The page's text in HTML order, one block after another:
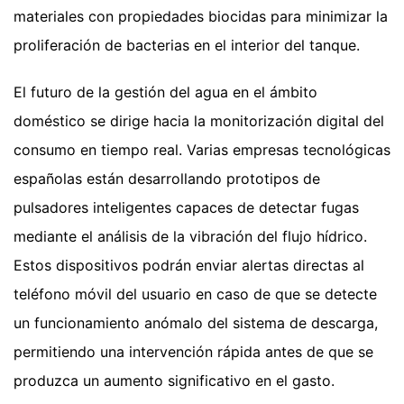
materiales con propiedades biocidas para minimizar la
proliferación de bacterias en el interior del tanque.
El futuro de la gestión del agua en el ámbito
doméstico se dirige hacia la monitorización digital del
consumo en tiempo real. Varias empresas tecnológicas
españolas están desarrollando prototipos de
pulsadores inteligentes capaces de detectar fugas
mediante el análisis de la vibración del flujo hídrico.
Estos dispositivos podrán enviar alertas directas al
teléfono móvil del usuario en caso de que se detecte
un funcionamiento anómalo del sistema de descarga,
permitiendo una intervención rápida antes de que se
produzca un aumento significativo en el gasto.